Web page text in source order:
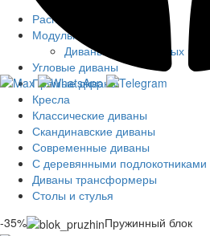
Распродажа
Модульные диваны
Диваны из кресельных
Угловые диваны
Прямые диваны
Кресла
Классические диваны
Скандинавские диваны
Современные диваны
С деревянными подлокотниками
Диваны трансформеры
Столы и стулья
-35%
Пружинный блок